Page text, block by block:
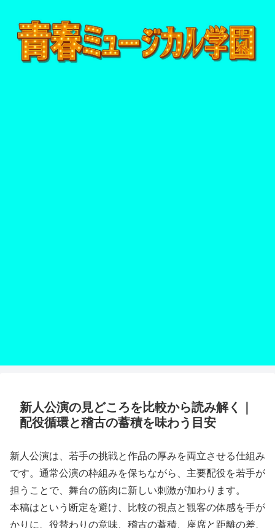
新人公演の見どころを比較から読み解く｜
配役循環と稽古の蓄積を味わう目安
新人公演は、若手の挑戦と作品の厚みを両立させる仕組み
です。通常公演の枠組みを保ちながら、主要配役を若手が
担うことで、舞台の筋肉に新しい刺激が加わります。
本稿はという断定を避け、比較の視点と観客の体感を手が
かりに、役替わりの意味、稽古の蓄積、座席と距離の差、